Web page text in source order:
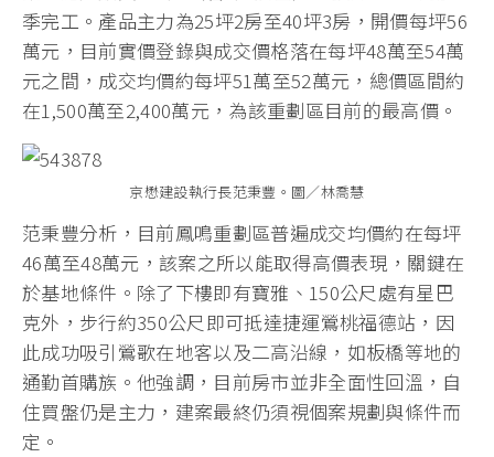
季完工。產品主力為25坪2房至40坪3房，開價每坪56
萬元，目前實價登錄與成交價格落在每坪48萬至54萬
元之間，成交均價約每坪51萬至52萬元，總價區間約
在1,500萬至2,400萬元，為該重劃區目前的最高價。
京懋建設執行長范秉豐。圖／林喬慧
范秉豐分析，目前鳳鳴重劃區普遍成交均價約在每坪
46萬至48萬元，該案之所以能取得高價表現，關鍵在
於基地條件。除了下樓即有寶雅、150公尺處有星巴
克外，步行約350公尺即可抵達捷運鶯桃福德站，因
此成功吸引鶯歌在地客以及二高沿線，如板橋等地的
通勤首購族。他強調，目前房市並非全面性回溫，自
住買盤仍是主力，建案最終仍須視個案規劃與條件而
定。